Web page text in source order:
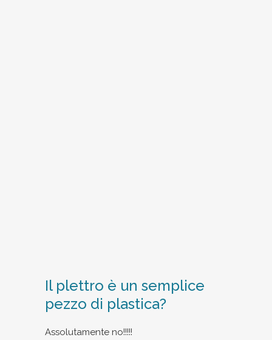
Il plettro è un semplice
pezzo di plastica?
Assolutamente no!!!!!